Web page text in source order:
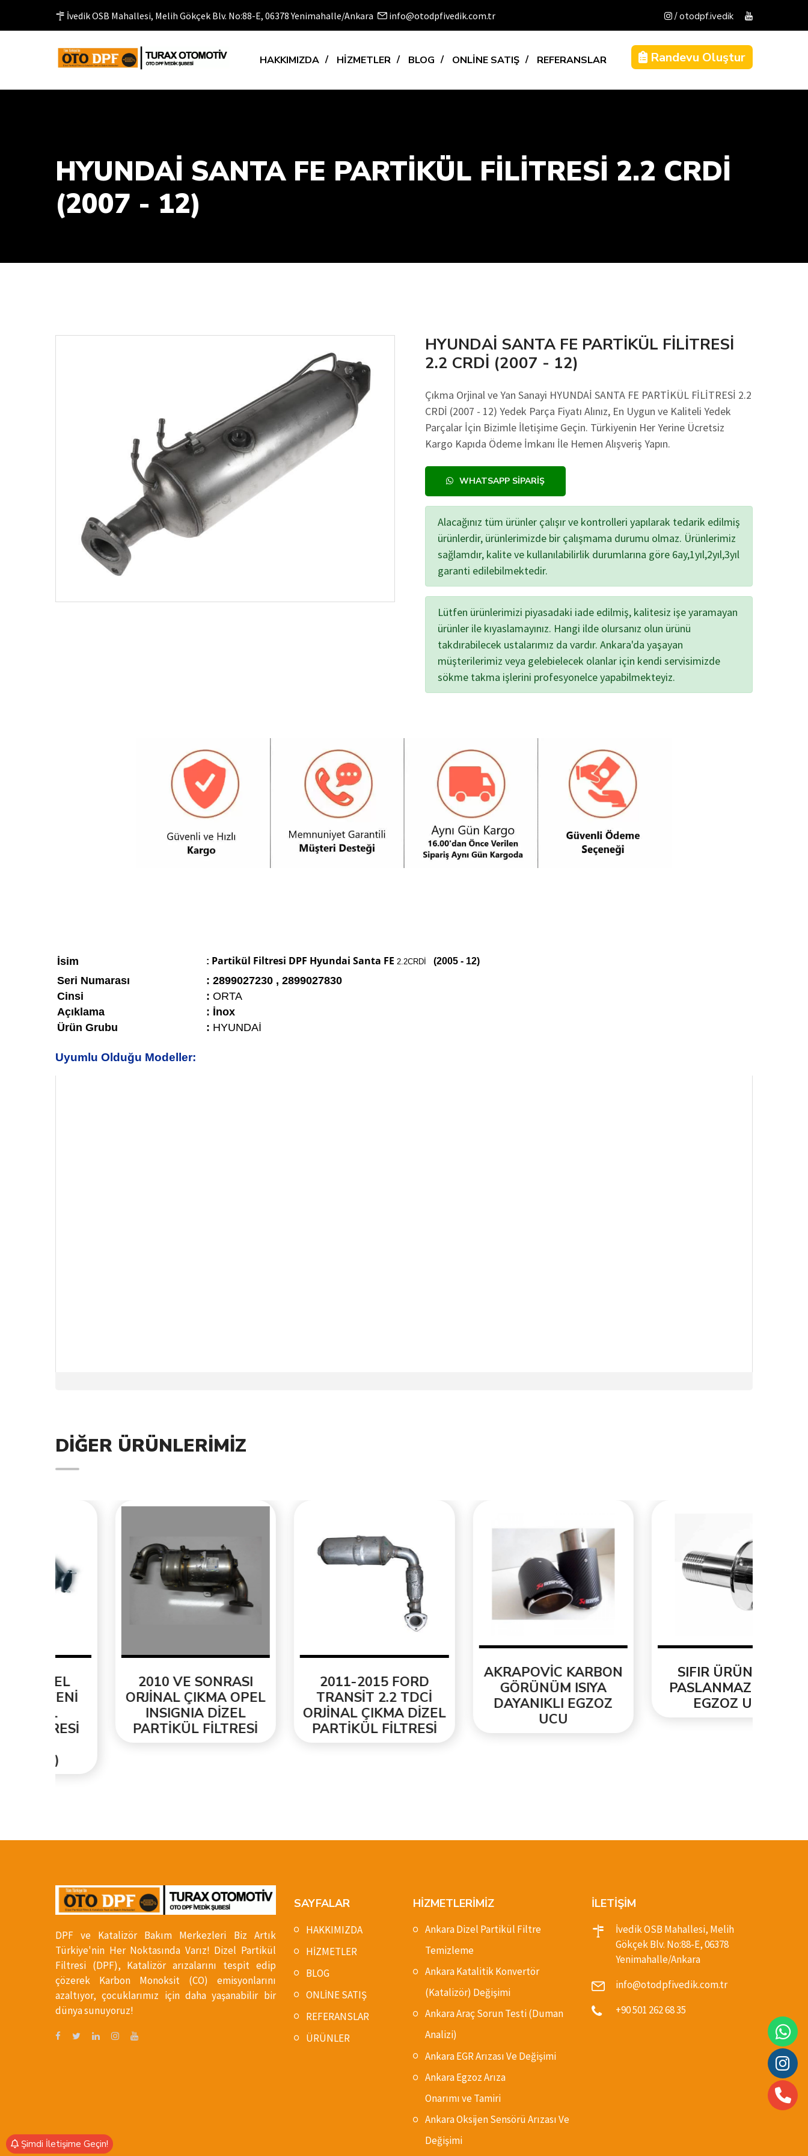
İvedik OSB Mahallesi, Melih Gökçek Blv. No:88-E, 06378 Yenimahalle/Ankara info@otodpfivedik.com.tr / otodpf.ivedik
HAKKIMIZDA HİZMETLER BLOG ONLİNE SATIŞ REFERANSLAR Randevu Oluştur
Şimdi İletişime Geçin!
HYUNDAİ SANTA FE PARTİKÜL FİLİTRESİ 2.2 CRDİ
(2007 - 12)
HYUNDAİ SANTA FE PARTİKÜL FİLİTRESİ
2.2 CRDİ (2007 - 12)
Çıkma Orjinal ve Yan Sanayi HYUNDAİ SANTA FE PARTİKÜL FİLİTRESİ 2.2
CRDİ (2007 - 12) Yedek Parça Fiyatı Alınız, En Uygun ve Kaliteli Yedek
Parçalar İçin Bizimle İletişime Geçin. Türkiyenin Her Yerine Ücretsiz
Kargo Kapıda Ödeme İmkanı İle Hemen Alışveriş Yapın.
WHATSAPP SIPARIŞ
Alacağınız tüm ürünler çalışır ve kontrolleri yapılarak tedarik edilmiş
ürünlerdir, ürünlerimizde bir çalışmama durumu olmaz. Ürünlerimiz
sağlamdır, kalite ve kullanılabilirlik durumlarına göre 6ay,1yıl,2yıl,3yıl
garanti edilebilmektedir.
Lütfen ürünlerimizi piyasadaki iade edilmiş, kalitesiz işe yaramayan
ürünler ile kıyaslamayınız. Hangi ilde olursanız olun ürünü
takdırabilecek ustalarımız da vardır. Ankara'da yaşayan
müşterilerimiz veya gelebielecek olanlar için kendi servisimizde
sökme takma işlerini profesyonelce yapabilmekteyiz.
İsim : Partikül Filtresi DPF Hyundai Santa FE 2.2CRDİ (2005 - 12)
Seri Numarası
: 2899027230 , 2899027830
Cinsi
: ORTA
Açıklama
: İnox
Ürün Grubu
: HYUNDAİ
Uyumlu Olduğu Modeller:
DIĞER ÜRÜNLERIMIZ
2010 VE SONRASI
ORJİNAL ÇIKMA OPEL
INSIGNIA DİZEL
PARTİKÜL FİLTRESİ
2011-2015 FORD
TRANSİT 2.2 TDCİ
ORJİNAL ÇIKMA DİZEL
PARTİKÜL FİLTRESİ
AKRAPOVİC KARBON
GÖRÜNÜM ISIYA
DAYANIKLI EGZOZ
SIFIR ÜRÜN YENİ
PASLANMAZ KROM
EGZOZ UCU
DPF ve Katalizör Bakım Merkezleri Biz Artık
Türkiye'nin Her Noktasında Varız! Dizel Partikül
Filtresi (DPF), Katalizör arızalarını tespit edip
çözerek Karbon Monoksit (CO) emisyonlarını
azaltıyor, çocuklarımız için daha yaşanabilir bir
dünya sunuyoruz!
SAYFALAR
HAKKIMIZDA
HİZMETLER
BLOG
ONLİNE SATIŞ
REFERANSLAR
ÜRÜNLER
HİZMETLERİMİZ
Ankara Dizel Partikül Filtre
Temizleme
Ankara Katalitik Konvertör
(Katalizör) Değişimi
Ankara Araç Sorun Testi (Duman
Analizi)
Ankara EGR Arızası Ve Değişimi
Ankara Egzoz Arıza
Onarımı ve Tamiri
Ankara Oksijen Sensörü Arızası Ve
Değişimi
İLETİŞİM
İvedik OSB Mahallesi, Melih
Gökçek Blv. No:88-E, 06378
Yenimahalle/Ankara
info@otodpfivedik.com.tr
+90 501 262 68 35